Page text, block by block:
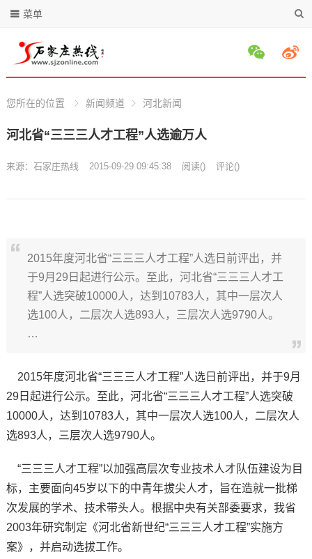
菜单
您所在的位置 新闻频道 河北新闻
河北省“三三三人才工程”人选逾万人
来源： 石家庄热线 2015-09-29 09:45:38 阅读() 评论()
2015年度河北省“三三三人才工程”人选日前评出，并
于9月29日起进行公示。至此，河北省“三三三人才工
程”人选突破10000人，达到10783人，其中一层次人
选100人，二层次人选893人，三层次人选9790人。
…
2015年度河北省“三三三人才工程”人选日前评出，并于9月
29日起进行公示。至此，河北省“三三三人才工程”人选突破
10000人，达到10783人，其中一层次人选100人，二层次人
选893人，三层次人选9790人。
“三三三人才工程”以加强高层次专业技术人才队伍建设为目
标，主要面向45岁以下的中青年拔尖人才，旨在造就一批梯
次发展的学术、技术带头人。根据中央有关部委要求，我省
2003年研究制定《河北省新世纪“三三三人才工程”实施方
案》，并启动选拔工作。